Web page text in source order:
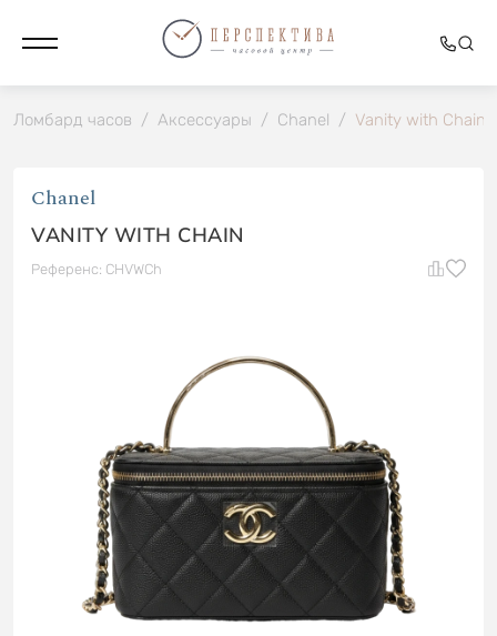
Ломбард часов / Аксессуары / Chanel / Vanity with Chain
Chanel
VANITY WITH CHAIN
Референс: CHVWCh